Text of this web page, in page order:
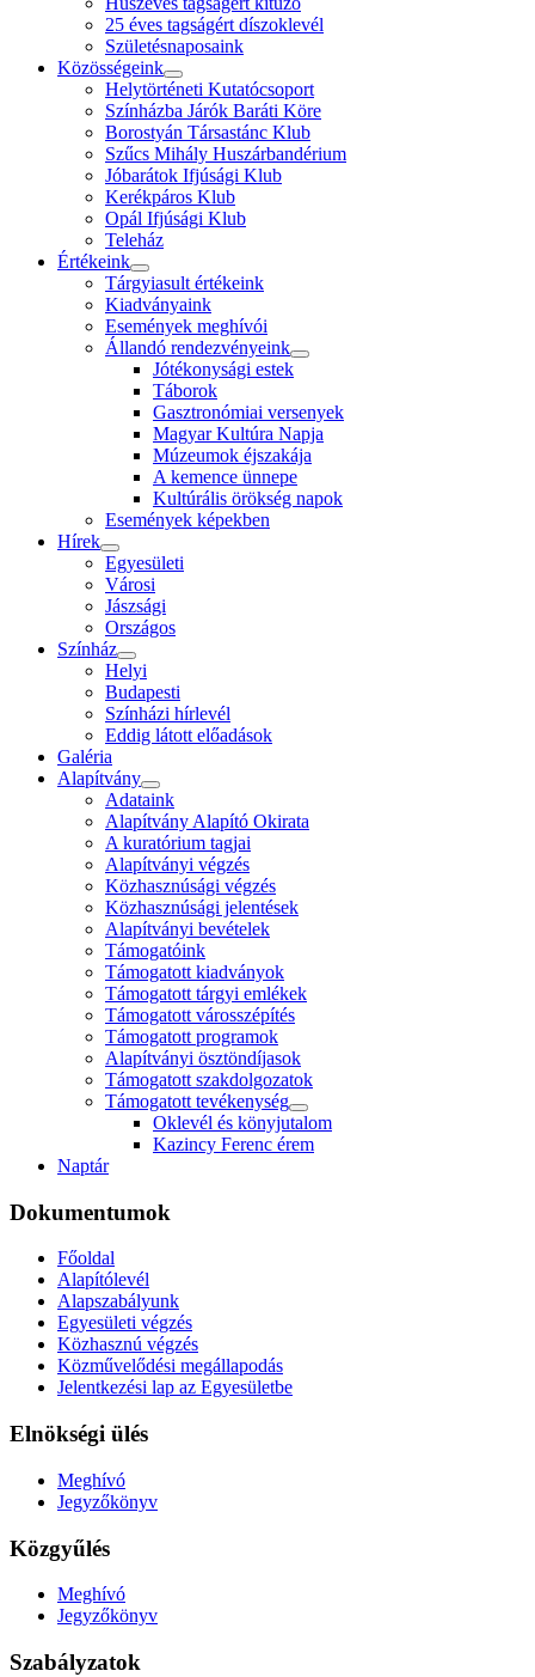
25 éves tagságért díszoklevél
Születésnaposaink
Közösségeink
Helytörténeti Kutatócsoport
Színházba Járók Baráti Köre
Borostyán Társastánc Klub
Szűcs Mihály Huszárbandérium
Jóbarátok Ifjúsági Klub
Kerékpáros Klub
Opál Ifjúsági Klub
Teleház
Értékeink
Tárgyiasult értékeink
Kiadványaink
Események meghívói
Állandó rendezvényeink
Jótékonysági estek
Táborok
Gasztronómiai versenyek
Magyar Kultúra Napja
Múzeumok éjszakája
A kemence ünnepe
Kultúrális örökség napok
Események képekben
Hírek
Egyesületi
Városi
Jászsági
Országos
Színház
Helyi
Budapesti
Színházi hírlevél
Eddig látott előadások
Galéria
Alapítvány
Adataink
Alapítvány Alapító Okirata
A kuratórium tagjai
Alapítványi végzés
Közhasznúsági végzés
Közhasznúsági jelentések
Alapítványi bevételek
Támogatóink
Támogatott kiadványok
Támogatott tárgyi emlékek
Támogatott városszépítés
Támogatott programok
Alapítványi ösztöndíjasok
Támogatott szakdolgozatok
Támogatott tevékenység
Oklevél és könyjutalom
Kazincy Ferenc érem
Naptár
Dokumentumok
Főoldal
Alapítólevél
Alapszabályunk
Egyesületi végzés
Közhasznú végzés
Közművelődési megállapodás
Jelentkezési lap az Egyesületbe
Elnökségi ülés
Meghívó
Jegyzőkönyv
Közgyűlés
Meghívó
Jegyzőkönyv
Szabályzatok